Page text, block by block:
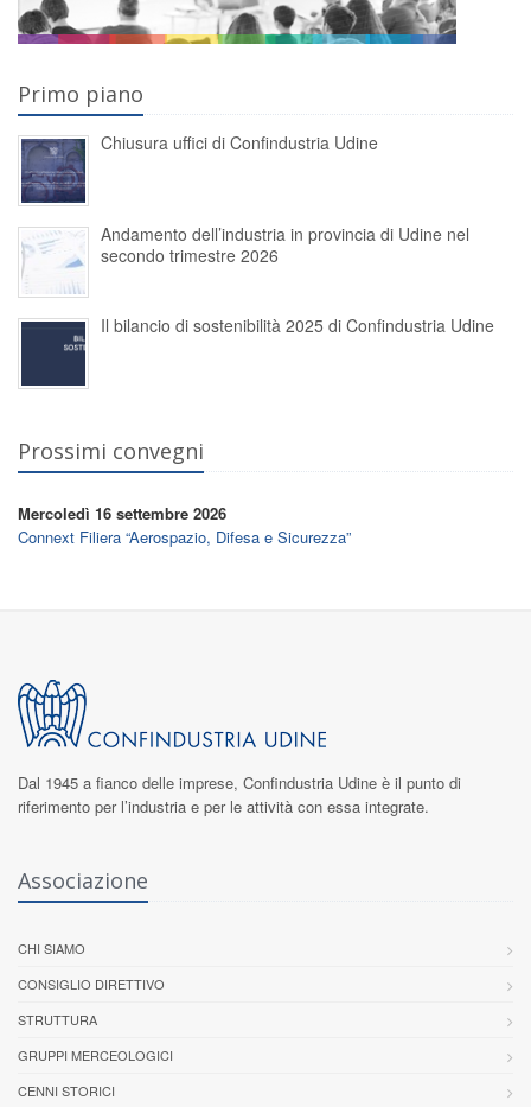
Primo piano
Chiusura uffici di Confindustria Udine
Andamento dell’industria in provincia di Udine nel
secondo trimestre 2026
Il bilancio di sostenibilità 2025 di Confindustria Udine
Prossimi convegni
Mercoledì 16 settembre 2026
Connext Filiera “Aerospazio, Difesa e Sicurezza”
Dal 1945 a fianco delle imprese, Confindustria Udine è il punto di
riferimento per l’industria e per le attività con essa integrate.
Associazione
CHI SIAMO
CONSIGLIO DIRETTIVO
STRUTTURA
GRUPPI MERCEOLOGICI
CENNI STORICI